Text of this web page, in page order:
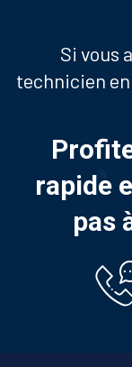
Si vous
technicien
rapide
pas